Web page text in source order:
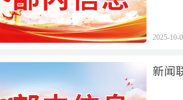
2025-10-
新闻